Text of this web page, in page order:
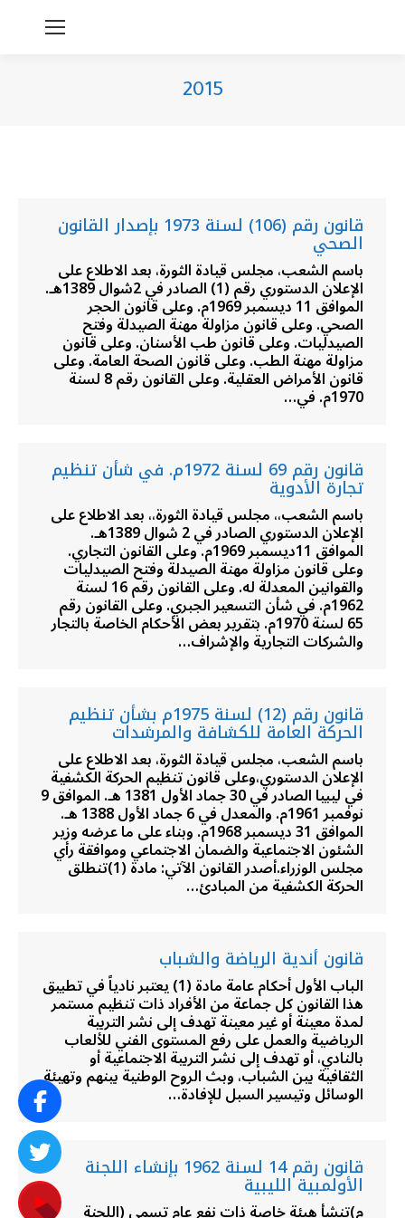
2015
قانون رقم (106) لسنة 1973 بإصدار القانون
الصحي
باسم الشعب، مجلس قيادة الثورة، بعد الاطلاع على
الإعلان الدستوري رقم (1) الصادر في 2شوال 1389هـ.
الموافق 11 ديسمبر 1969م. وعلى قانون الحجر
الصحي. وعلى قانون مزاولة مهنة الصيدلة وفتح
الصيدليات. وعلى قانون طب الأسنان. وعلى قانون
مزاولة مهنة الطب. وعلى قانون الصحة العامة. وعلى
قانون الأمراض العقلية. وعلى القانون رقم 8 لسنة
1970م. في…
قانون رقم 69 لسنة 1972م. في شأن تنظيم
تجارة الأدوية
باسم الشعب،، مجلس قيادة الثورة،، بعد الاطلاع على
الإعلان الدستوري الصادر في 2 شوال 1389هـ.
الموافق 11ديسمبر 1969م. وعلى القانون التجاري.
وعلى قانون مزاولة مهنة الصيدلة وفتح الصيدليات
والقوانين المعدلة له. وعلى القانون رقم 16 لسنة
1962م. في شأن التسعير الجبري. وعلى القانون رقم
65 لسنة 1970م. بتقرير بعض الأحكام الخاصة بالتجار
والشركات التجارية والإشراف…
قانون رقم (12) لسنة 1975م بشأن تنظيم
الحركة العامة للكشافة والمرشدات
باسم الشعب، مجلس قيادة الثورة، بعد الاطلاع على
الإعلان الدستوري،وعلى قانون تنظيم الحركة الكشفية
في ليبيا الصادر في 30 جماد الأول 1381 هـ. الموافق 9
نوفمبر 1961م. والمعدل في 6 جماد الأول 1388 هـ.
الموافق 31 ديسمبر 1968م. وبناء على ما عرضه وزير
الشئون الاجتماعية والضمان الاجتماعي وموافقة رأي
مجلس الوزراء.أصدر القانون الآتي: مادة (1)تنطلق
الحركة الكشفية من المبادئ…
قانون أندية الرياضة والشباب
الباب الأول أحكام عامة مادة (1) يعتبر نادياً في تطبيق
هذا القانون كل جماعة من الأفراد ذات تنظيم مستمر
لمدة معينة أو غير معينة تهدف إلى نشر التربية
الرياضية والعمل على رفع المستوى الفني للألعاب
بالنادي، أو تهدف إلى نشر التربية الاجتماعية أو
الثقافية بين الشباب، وبث الروح الوطنية بينهم وتهيئة
الوسائل وتيسير السبل للإفادة…
قانون رقم 14 لسنة 1962 بإنشاء اللجنة
الأولمبية الليبية